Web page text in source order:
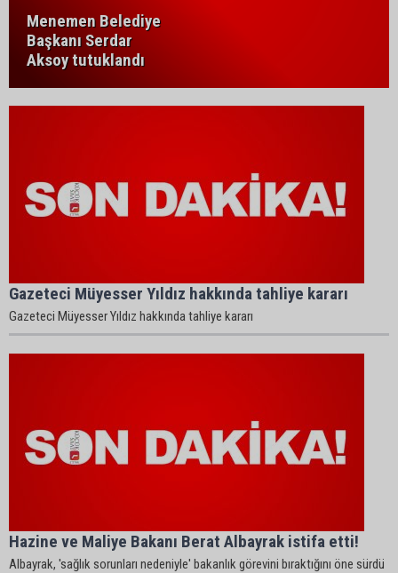
Menemen Belediye
Başkanı Serdar
Aksoy tutuklandı
Gazeteci Müyesser Yıldız hakkında tahliye kararı
Gazeteci Müyesser Yıldız hakkında tahliye kararı
Hazine ve Maliye Bakanı Berat Albayrak istifa etti!
Albayrak, 'sağlık sorunları nedeniyle' bakanlık görevini bıraktığını öne sürdü